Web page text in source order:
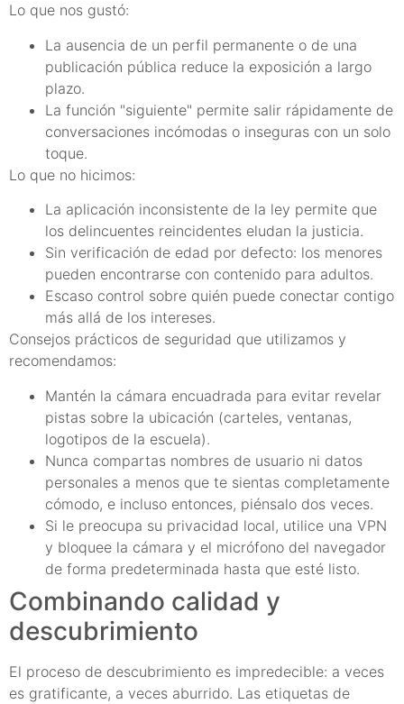
Lo que nos gustó:
La ausencia de un perfil permanente o de una
publicación pública reduce la exposición a largo
plazo.
La función "siguiente" permite salir rápidamente de
conversaciones incómodas o inseguras con un solo
toque.
Lo que no hicimos:
La aplicación inconsistente de la ley permite que
los delincuentes reincidentes eludan la justicia.
Sin verificación de edad por defecto: los menores
pueden encontrarse con contenido para adultos.
Escaso control sobre quién puede conectar contigo
más allá de los intereses.
Consejos prácticos de seguridad que utilizamos y
recomendamos:
Mantén la cámara encuadrada para evitar revelar
pistas sobre la ubicación (carteles, ventanas,
logotipos de la escuela).
Nunca compartas nombres de usuario ni datos
personales a menos que te sientas completamente
cómodo, e incluso entonces, piénsalo dos veces.
Si le preocupa su privacidad local, utilice una VPN
y bloquee la cámara y el micrófono del navegador
de forma predeterminada hasta que esté listo.
Combinando calidad y
descubrimiento
El proceso de descubrimiento es impredecible: a veces
es gratificante, a veces aburrido. Las etiquetas de